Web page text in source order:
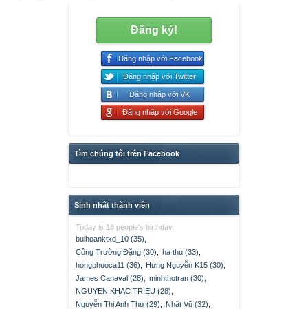
Đăng ký!
Đăng nhập với Facebook
Đăng nhập với Twitter
Đăng nhập với VK
Đăng nhập với Google
Tìm chúng tôi trên Facebook
Sinh nhật thành viên
Today is 18 people's birthday.
buihoanktxd_10 (35)
Công Trường Đặng (30)
ha thu (33)
hongphuoca11 (36)
Hưng Nguyễn K15 (30)
James Canaval (28)
minhthotran (30)
NGUYEN KHAC TRIEU (28)
Nguyễn Thị Anh Thư (29)
Nhật Vũ (32)